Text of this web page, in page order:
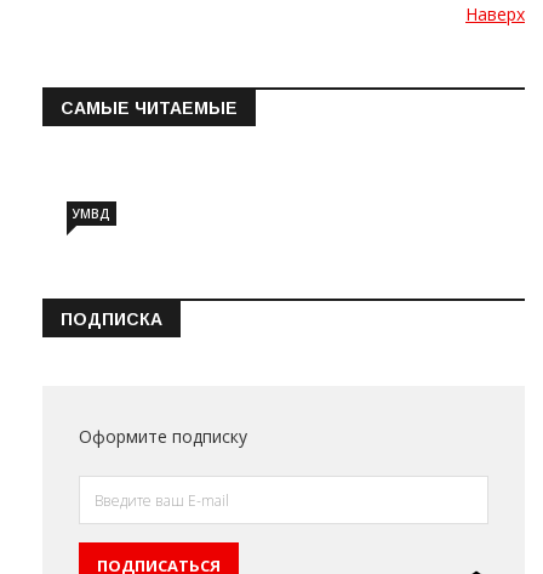
Наверх
САМЫЕ ЧИТАЕМЫЕ
УМВД
ПОДПИСКА
Оформите подписку